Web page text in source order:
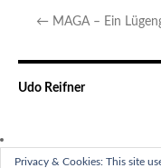
← MAGA – Ein
Udo Reifner
Privacy & Cookies: This site